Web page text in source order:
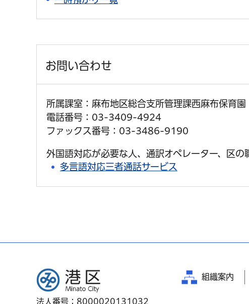
お問い合わせ
所属課室：麻布地区総合支所管理課西麻布保育園
電話番号：03-3409-4924
ファックス番号：03-3486-9190
外国語対応が必要な人、通訳オペレーター、区の
多言語対応三者通話サービス
港区
法人番号：8000020131032
組織案内